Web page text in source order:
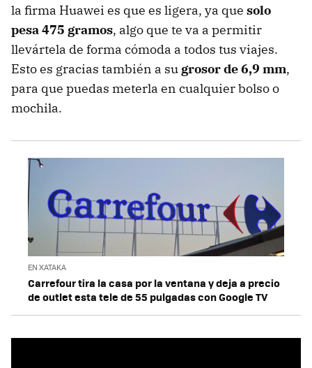
la firma Huawei es que es ligera, ya que solo
pesa 475 gramos, algo que te va a permitir
llevártela de forma cómoda a todos tus viajes.
Esto es gracias también a su grosor de 6,9 mm,
para que puedas meterla en cualquier bolso o
mochila.
EN XATAKA
Carrefour tira la casa por la ventana y deja a precio
de outlet esta tele de 55 pulgadas con Google TV